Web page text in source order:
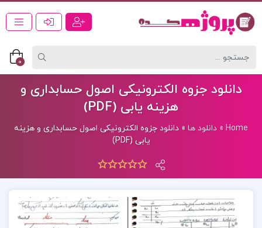
0
دانلود جزوه الکترونیکی اصول حسابداری و
هزینه یابی (PDF)
Home
» دانلود ها » دانلود جزوه الکترونیکی اصول حسابداری و هزینه
یابی (PDF)